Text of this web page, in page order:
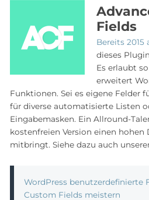
Fields
Bereits
dieses
Es erlaubt
erweitert
Funktionen. Sei es eigene Felder
für diverse automatisierte Listen
Eingabemasken. Ein Allround-
kostenfreien Version einen hohen
mitbringt. Siehe dazu auch
WordPress benutzerdefinierte
Custom Fields meistern